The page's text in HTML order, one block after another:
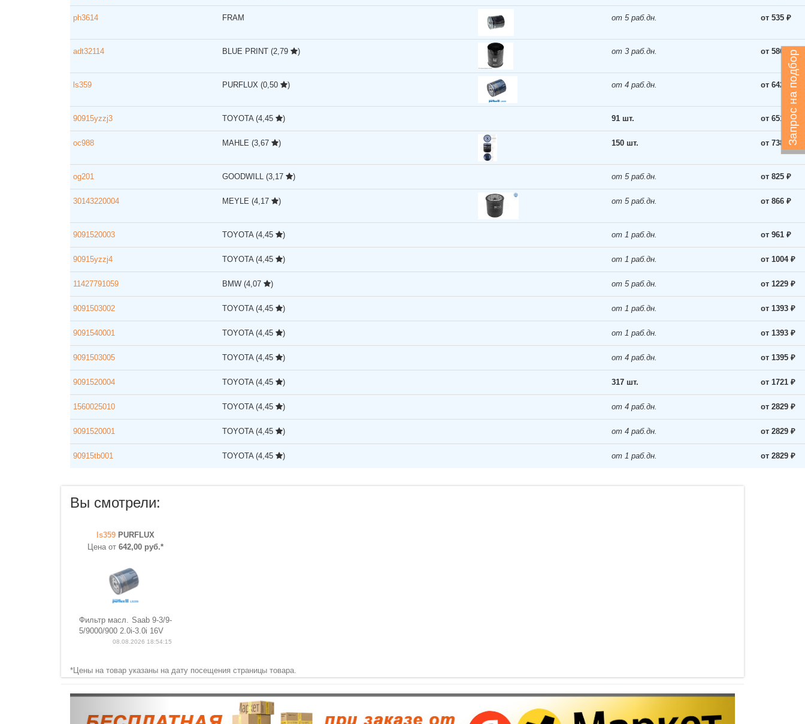
Запрос на подбор
ph3614 FRAM от 5 раб.дн. от 535 ₽
adt32114 BLUE PRINT (2,79 ) от 3 раб.дн. от 586 ₽
ls359 PURFLUX (0,50 ) от 4 раб.дн. от 642 ₽
90915yzzj3 TOYOTA (4,45 ) 91 шт. от 651 ₽
oc988 MAHLE (3,67 ) 150 шт. от 738 ₽
og201 GOODWILL (3,17 ) от 5 раб.дн. от 825 ₽
30143220004 MEYLE (4,17 ) от 5 раб.дн. от 866 ₽
9091520003 TOYOTA (4,45 ) от 1 раб.дн. от 961 ₽
90915yzzj4 TOYOTA (4,45 ) от 1 раб.дн. от 1004 ₽
11427791059 BMW (4,07 ) от 5 раб.дн. от 1229 ₽
9091503002 TOYOTA (4,45 ) от 1 раб.дн. от 1393 ₽
9091540001 TOYOTA (4,45 ) от 1 раб.дн. от 1393 ₽
9091503005 TOYOTA (4,45 ) от 4 раб.дн. от 1395 ₽
9091520004 TOYOTA (4,45 ) 317 шт. от 1721 ₽
1560025010 TOYOTA (4,45 ) от 4 раб.дн. от 2829 ₽
9091520001 TOYOTA (4,45 ) от 4 раб.дн. от 2829 ₽
90915tb001 TOYOTA (4,45 ) от 1 раб.дн. от 2829 ₽
Вы смотрели:
ls359 PURFLUX
Цена от 642,00 руб.*
Фильтр масл. Saab 9-3/9-
5/9000/900 2.0i-3.0i 16V
08.08.2026 18:54:15
*Цены на товар указаны на дату посещения страницы товара.